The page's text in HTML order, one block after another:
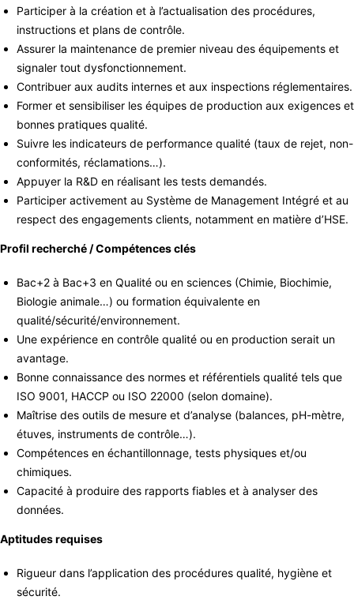
Participer à la création et à l’actualisation des procédures,
instructions et plans de contrôle.
Assurer la maintenance de premier niveau des équipements et
signaler tout dysfonctionnement.
Contribuer aux audits internes et aux inspections réglementaires.
Former et sensibiliser les équipes de production aux exigences et
bonnes pratiques qualité.
Suivre les indicateurs de performance qualité (taux de rejet, non-
conformités, réclamations…).
Appuyer la R&D en réalisant les tests demandés.
Participer activement au Système de Management Intégré et au
respect des engagements clients, notamment en matière d’HSE.
Profil recherché / Compétences clés
Bac+2 à Bac+3 en Qualité ou en sciences (Chimie, Biochimie,
Biologie animale…) ou formation équivalente en
qualité/sécurité/environnement.
Une expérience en contrôle qualité ou en production serait un
avantage.
Bonne connaissance des normes et référentiels qualité tels que
ISO 9001, HACCP ou ISO 22000 (selon domaine).
Maîtrise des outils de mesure et d’analyse (balances, pH-mètre,
étuves, instruments de contrôle…).
Compétences en échantillonnage, tests physiques et/ou
chimiques.
Capacité à produire des rapports fiables et à analyser des
données.
Aptitudes requises
Rigueur dans l’application des procédures qualité, hygiène et
sécurité.